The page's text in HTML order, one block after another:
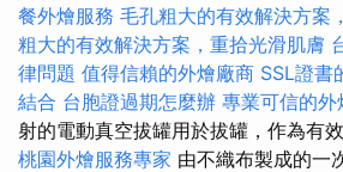
餐外燴服務 毛孔粗大的有效解決方案
粗大的有效解決方案，重拾光滑肌膚
律問題 值得信賴的外燴廠商 SSL證書
結合 台胞證過期怎麼辦 專業可信的外
射的電動真空拔罐用於拔罐，作為有
桃園外燴服務專家 由不織布製成的一